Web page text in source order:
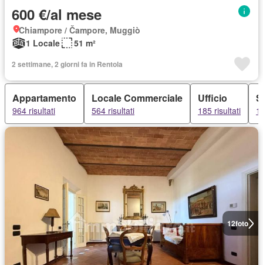
600 €/al mese
Chiampore / Čampore, Muggiò
1 Locale
51 m²
2 settimane, 2 giorni fa in Rentola
Appartamento
964 risultati
Locale Commerciale
564 risultati
Ufficio
185 risultati
12foto